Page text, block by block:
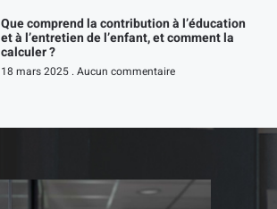
Que comprend la contribution à l’éducation
et à l’entretien de l’enfant, et comment la
calculer ?
18 mars 2025 Aucun commentaire